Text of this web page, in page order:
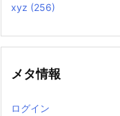
xyz (256)
メタ情報
ログイン